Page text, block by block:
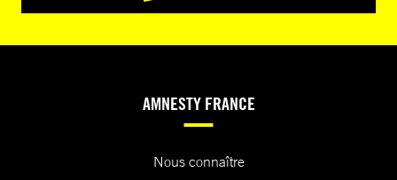
AMNESTY FRANCE
Nous connaître